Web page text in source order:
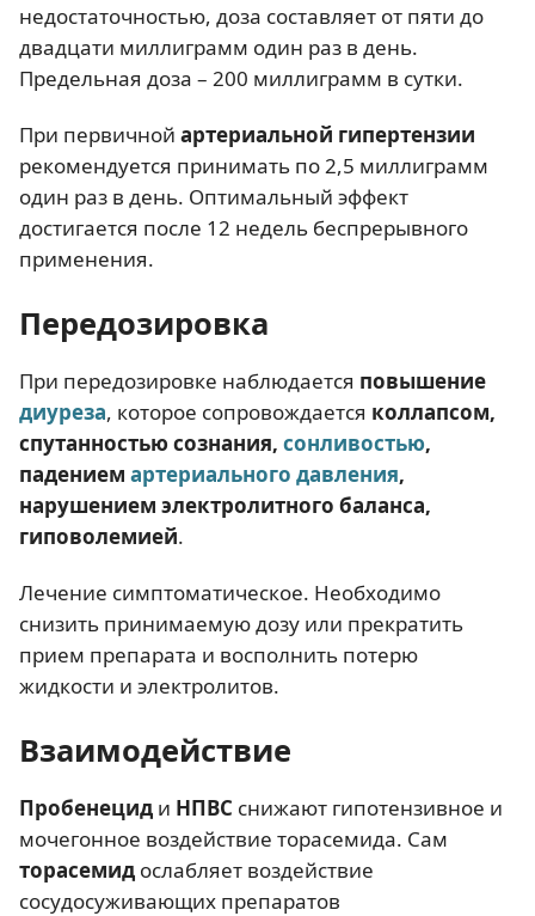
недостаточностью, доза составляет от пяти до
двадцати миллиграмм один раз в день.
Предельная доза – 200 миллиграмм в сутки.
При первичной артериальной гипертензии
рекомендуется принимать по 2,5 миллиграмм
один раз в день. Оптимальный эффект
достигается после 12 недель беспрерывного
применения.
Передозировка
При передозировке наблюдается повышение
диуреза, которое сопровождается коллапсом,
спутанностью сознания, сонливостью,
падением артериального давления,
нарушением электролитного баланса,
гиповолемией.
Лечение симптоматическое. Необходимо
снизить принимаемую дозу или прекратить
прием препарата и восполнить потерю
жидкости и электролитов.
Взаимодействие
Пробенецид и НПВС снижают гипотензивное и
мочегонное воздействие торасемида. Сам
торасемид ослабляет воздействие
сосудосуживающих препаратов